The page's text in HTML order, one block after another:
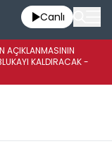
Canlı
AÇIKLANMASININ
KALDIRACAK -